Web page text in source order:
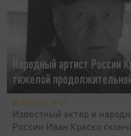
Народный артист России
тяжелой
09 АВГУСТА 16:57
Известный актер и
России Иван Краско